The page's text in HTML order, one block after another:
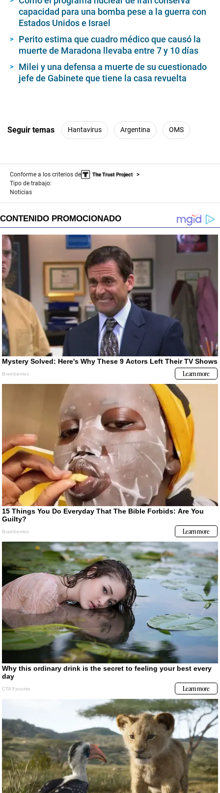
capacidad para una bomba pese a la guerra con
Estados Unidos e Israel
Perito estima que cuadro médico que causó la
muerte de Maradona llevaba entre 7 y 10 días
Milei y una defensa a muerte de su cuestionado
jefe de Gabinete que tiene la casa revuelta
Seguir temas Hantavirus Argentina OMS
Conforme a los criterios de
Tipo de trabajo:
Noticias